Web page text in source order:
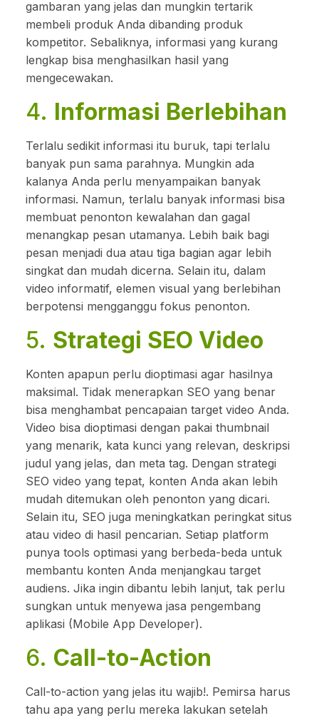
gambaran yang jelas dan mungkin tertarik
membeli produk Anda dibanding produk
kompetitor. Sebaliknya, informasi yang kurang
lengkap bisa menghasilkan hasil yang
mengecewakan.
4. Informasi Berlebihan
Terlalu sedikit informasi itu buruk, tapi terlalu
banyak pun sama parahnya. Mungkin ada
kalanya Anda perlu menyampaikan banyak
informasi. Namun, terlalu banyak informasi bisa
membuat penonton kewalahan dan gagal
menangkap pesan utamanya. Lebih baik bagi
pesan menjadi dua atau tiga bagian agar lebih
singkat dan mudah dicerna. Selain itu, dalam
video informatif, elemen visual yang berlebihan
berpotensi mengganggu fokus penonton.
5. Strategi SEO Video
Konten apapun perlu dioptimasi agar hasilnya
maksimal. Tidak menerapkan SEO yang benar
bisa menghambat pencapaian target video Anda.
Video bisa dioptimasi dengan pakai thumbnail
yang menarik, kata kunci yang relevan, deskripsi
judul yang jelas, dan meta tag. Dengan strategi
SEO video yang tepat, konten Anda akan lebih
mudah ditemukan oleh penonton yang dicari.
Selain itu, SEO juga meningkatkan peringkat situs
atau video di hasil pencarian. Setiap platform
punya tools optimasi yang berbeda-beda untuk
membantu konten Anda menjangkau target
audiens. Jika ingin dibantu lebih lanjut, tak perlu
sungkan untuk menyewa jasa pengembang
aplikasi (Mobile App Developer).
6. Call-to-Action
Call-to-action yang jelas itu wajib!. Pemirsa harus
tahu apa yang perlu mereka lakukan setelah